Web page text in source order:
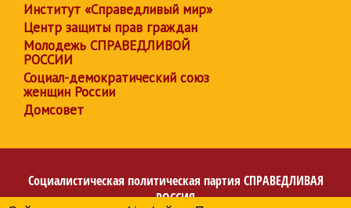
Институт «Справедливый мир»
Центр защиты прав граждан
Молодежь СПРАВЕДЛИВОЙ
РОССИИ
Социал-демократический союз
женщин России
Домсовет
Социалистическая политическая партия СПРАВЕДЛИВАЯ
РОССИЯ